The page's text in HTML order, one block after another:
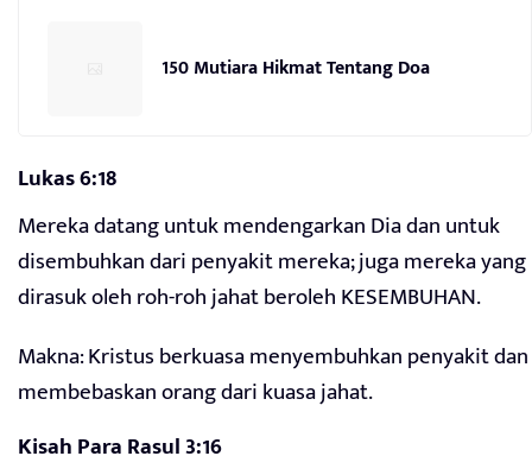
150 Mutiara Hikmat Tentang Doa
Lukas 6:18
Mereka datang untuk mendengarkan Dia dan untuk
disembuhkan dari penyakit mereka; juga mereka yang
dirasuk oleh roh-roh jahat beroleh KESEMBUHAN.
Makna: Kristus berkuasa menyembuhkan penyakit dan
membebaskan orang dari kuasa jahat.
Kisah Para Rasul 3:16